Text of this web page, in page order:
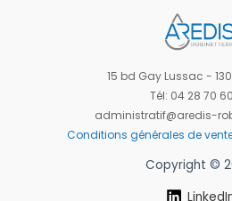
15 bd Gay Lussac -
Tél: 04 28 70
administratif@aredis-
Conditions générales de
Copyright ©